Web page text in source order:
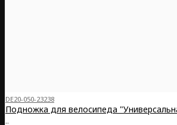
DE20-050-23238
Подножка для велосипеда
..